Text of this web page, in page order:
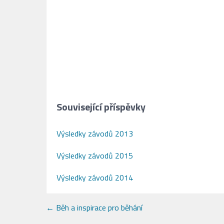
Související příspěvky
Výsledky závodů 2013
Výsledky závodů 2015
Výsledky závodů 2014
Post
← Běh a inspirace pro běhání